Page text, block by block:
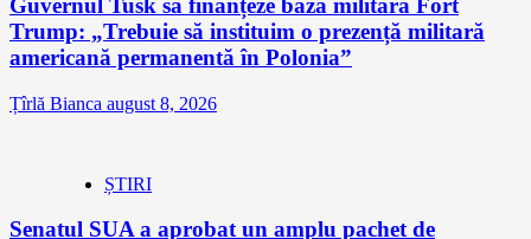
Guvernul Tusk să finanțeze baza militară Fort
Trump: „Trebuie să instituim o prezență militară
americană permanentă în Polonia”
Țîrlă Bianca august 8, 2026
ȘTIRI
Senatul SUA a aprobat un amplu pachet de